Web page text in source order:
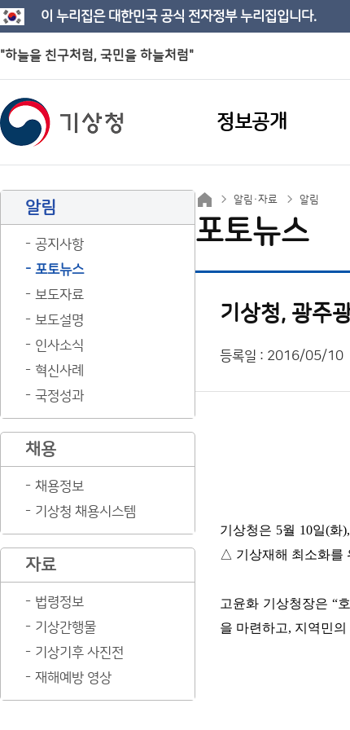
이 누리집은 대한민국 공식 전자정부 누리집입니다.
"하늘을 친구처럼, 국민을 하늘처럼"
정보공개
알림
공지사항
포토뉴스
보도자료
보도설명
인사소식
혁신사례
국정성과
채용
채용정보
기상청 채용시스템
자료
법령정보
기상간행물
기상기후 사진전
재해예방 영상
알림·자료 알림
포토뉴스
기상청, 광주
등록일 : 2016/05/10
기상청은 5월 10일(
△ 기상재해 최소화를
고윤화 기상청장은 “
을 마련하고, 지역민